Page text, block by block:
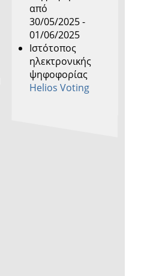
από
30/05/2025 -
01/06/2025
Ιστότοπος
ηλεκτρονικής
ψηφοφορίας
Helios Voting